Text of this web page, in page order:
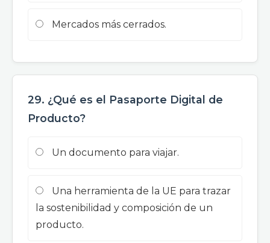
Mercados más cerrados.
29. ¿Qué es el Pasaporte Digital de
Producto?
Un documento para viajar.
Una herramienta de la UE para trazar
la sostenibilidad y composición de un
producto.